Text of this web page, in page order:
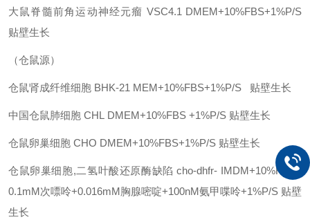
大鼠脊髓前角运动神经元瘤 VSC4.1 DMEM+10%FBS+1%P/S
贴壁生长
（仓鼠源）
仓鼠肾成纤维细胞 BHK-21 MEM+10%FBS+1%P/S 贴壁生长
中国仓鼠肺细胞 CHL DMEM+10%FBS +1%P/S 贴壁生长
仓鼠卵巢细胞 CHO DMEM+10%FBS+1%P/S 贴壁生长
仓鼠卵巢细胞,二氢叶酸还原酶缺陷 cho-dhfr- IMDM+10%FBS+
0.1mM次嘌呤+0.016mM胸腺嘧啶+100nM氨甲喋呤+1%P/S 贴壁
生长